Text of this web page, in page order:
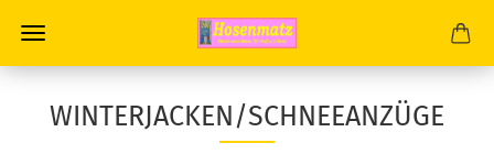
WINTERJACKEN/SCHNEEANZÜGE